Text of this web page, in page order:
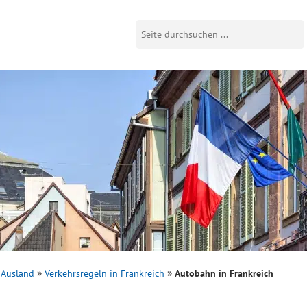
Verkehrsregeln in Frankreich Autobahn in Frankreich